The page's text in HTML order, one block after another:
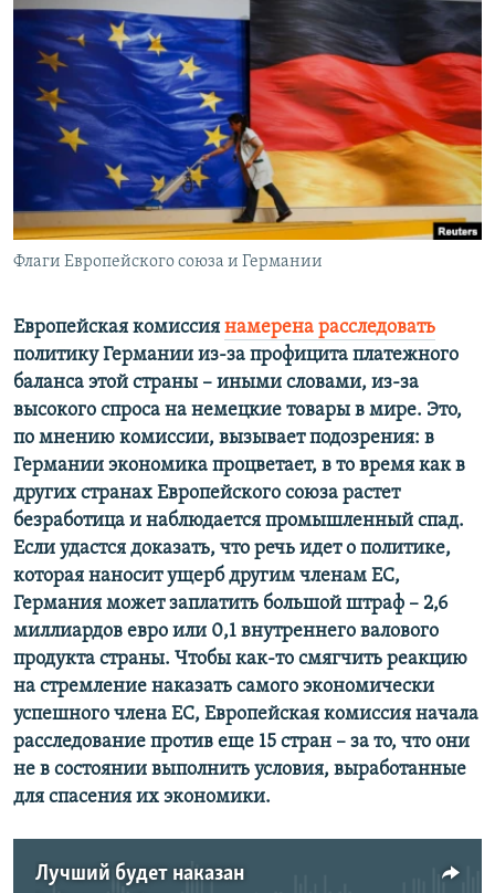
поискуСЕВЕР.РЕАЛИИ
СИБИРЬ.РЕАЛИИ
РАСПИСАНИЕ ВЕЩАНИЯ
ПОДПИШИТЕСЬ НА РАССЫЛКУ
СОЦИАЛЬНЫЕ СЕТИ
Все сайты РСЕ/РС
Флаги Европейского союза и Германии
Европейская комиссия намерена расследовать
политику Германии из-за профицита платежного
баланса этой страны – иными словами, из-за
высокого спроса на немецкие товары в мире. Это,
по мнению комиссии, вызывает подозрения: в
Германии экономика процветает, в то время как в
других странах Европейского союза растет
безработица и наблюдается промышленный спад.
Если удастся доказать, что речь идет о политике,
которая наносит ущерб другим членам ЕС,
Германия может заплатить большой штраф – 2,6
миллиардов евро или 0,1 внутреннего валового
продукта страны. Чтобы как-то смягчить реакцию
на стремление наказать самого экономически
успешного члена ЕС, Европейская комиссия начала
расследование против еще 15 стран – за то, что они
не в состоянии выполнить условия, выработанные
для спасения их экономики.
Лучший будет наказан